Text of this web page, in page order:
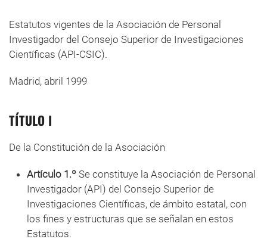
Estatutos vigentes de la Asociación de Personal
Investigador del Consejo Superior de Investigaciones
Científicas (API-CSIC).
Madrid, abril 1999
TÍTULO I
De la Constitución de la Asociación
Artículo 1.º Se constituye la Asociación de Personal
Investigador (API) del Consejo Superior de
Investigaciones Científicas, de ámbito estatal, con
los fines y estructuras que se señalan en estos
Estatutos.